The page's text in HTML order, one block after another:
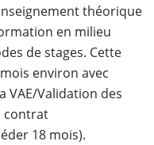
théorique
en milieu
de stages. Cette
environ avec
VAE/Validation des
contrat
18 mois).